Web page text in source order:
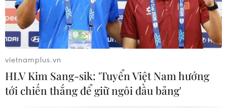
03/07/2024 11:06
Hầu hết các bằng sáng chế GenAI cho đến nay đều
được nộp từ Trung Quốc, với hơn 38.000 trong khoảng
từ năm 2014-2023, nhiều gấp 6 lần so với Mỹ, ở vị trí thứ
hai với 6.276 sáng chế.
vietnamplus.vn
HLV Kim Sang-sik: 'Tuyển Việt Nam hướng
tới chiến thắng để giữ ngôi đầu bảng'